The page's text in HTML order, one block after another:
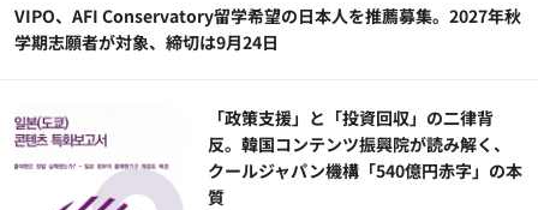
VIPO、AFI Conservatory留学希望の日本人を推薦募集。2027年秋
学期志願者が対象、締切は9月24日
「政策支援」と「投資回収」の二律背
反。韓国コンテンツ振興院が読み解く、
クールジャパン機構「540億円赤字」の本
質